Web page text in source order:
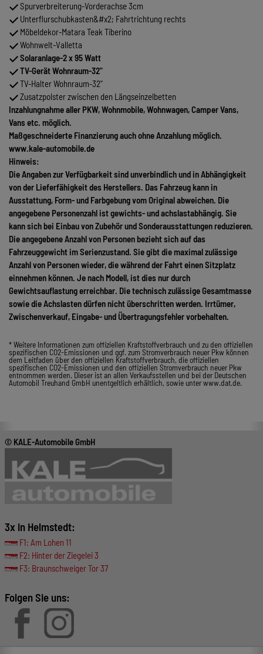
Spurverbreiterung-Vorderachse 3cm
Unterflurschubkasten&#x2; Fahrtrichtung rechts
Möbeldekor-Matara Teak Tiberino
Wohnwelt-Valletta
Solaranlage-2 x 95 Watt
TV-Gerät Wohnraum-32"
TV-Halter Wohnraum-32"
Zusatzpolster zwischen den Längseinzelbetten
Inzahlungnahme aller PKW, Wohnmobile, Wohnwagen, Camper Vans,
Vans etc. möglich.
Maßgeschneiderte Finanzierung auch ohne Anzahlung möglich.
www.kale-automobile.de
Hinweis:
Die Angaben zur Verfügbarkeit sind unverbindlich und in Abhängigkeit
von der Lieferfähigkeit des Herstellers. Das Fahrzeug kann in
Ausstattung, Form- und Farbgebung vom Original abweichen. Die
angegebene Personenzahl ist gewichts- und achslastabhängig. Sie
kann sich bei Einbau von Zubehör und Sonderausstattungen reduzieren.
Die angegebene Anzahl von Personen bezieht sich auf das
Fahrzeuggewicht im Serienzustand. Sie gibt die maximal zulässige
Anzahl von Personen wieder, die während der Fahrt einen Sitzplatz
einnehmen können. Je nach Modell, ist dies nur durch
Gewichtsauflastung erreichbar. Die technisch zulässige Gesamtmasse
sowie die Achslasten dürfen nicht überschritten werden. Irrtümer,
Zwischenverkauf, Eingabe- und Übertragungsfehler vorbehalten.
* Weitere Informationen zum offiziellen Kraftstoffverbrauch und zu den offiziellen
spezifischen CO2-Emissionen und ggf. zum Stromverbrauch neuer Pkw können
dem Leitfaden über den offiziellen Kraftstoffverbrauch, die offiziellen
spezifischen CO2-Emissionen und den offiziellen Stromverbrauch neuer Pkw
entnommen werden. Dieser ist an allen Verkaufsstellen und bei der Deutschen
Automobil Treuhand GmbH unentgeltlich erhältlich, sowie unter www.dat.de.
© KALE-Automobile GmbH
3x in Helmstedt:
F1: Am Lohen 11
F2: Hinter der Ziegelei 3
F3: Braunschweiger Tor 37
Folgen Sie uns: